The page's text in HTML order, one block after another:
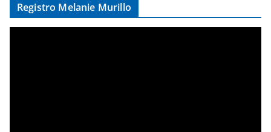
Registro Melanie Murillo